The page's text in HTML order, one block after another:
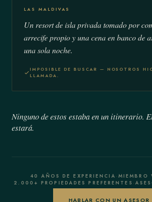
LAS MALDIVAS
Un resort de isla privada tomado por
arrecife propio y una cena en banco de
una sola noche.
IMPOSIBLE DE BUSCAR — NOSOTROS
LLAMADA.
Ninguno de estos estaba en un itinerario.
estará.
40 AÑOS DE EXPERIENCIA · MIEMBRO
2.000+ PROPIEDADES PREFERENTES ·
HABLAR CON UN ASESOR